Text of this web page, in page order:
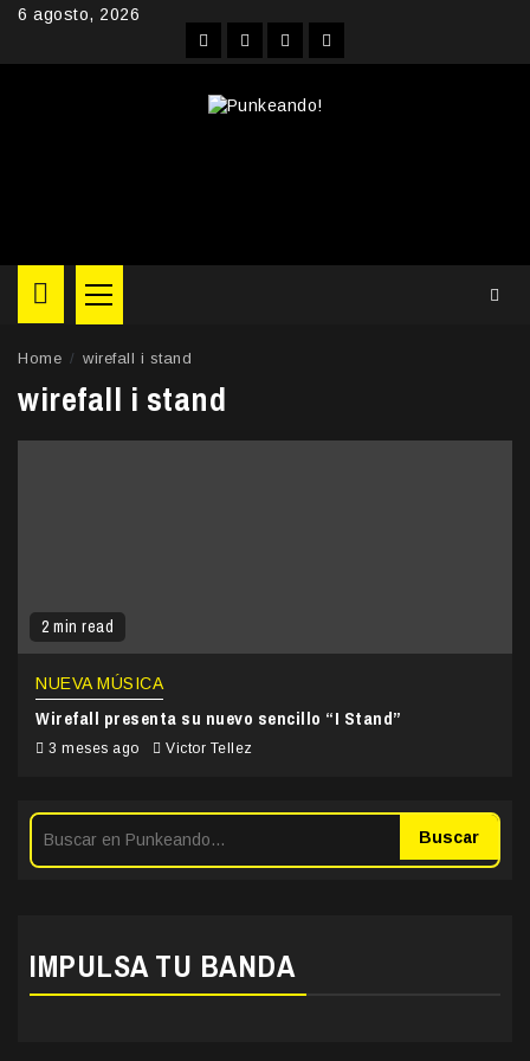
Skip6 agosto, 2026
FacebookInstagram
YouTubeTwitter
Primary
Menu
Home wirefall i stand
wirefall i stand
2 min read
NUEVA MÚSICA
Wirefall presenta su nuevo sencillo “I Stand”
3 meses ago Victor Tellez
Buscar
IMPULSA TU BANDA